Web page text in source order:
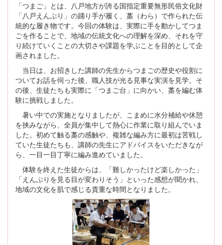
「つまご」とは、八戸地方が誇る国指定重要無形民俗文化財
「八戸えんぶり」の踊り手が履く、藁（わら）で作られた伝
統的な履き物です。今回の体験は、実際に手を動かしてつま
ごを作ることで、地域の伝統文化への理解を深め、それを守
り続けていくことの大切さや課題を学ぶことを目的として企
画されました。
当日は、お招きした講師の先生からつまごの歴史や役割に
ついてお話を伺った後、職人技が光る見事な実演を見学。そ
の後、生徒たちも実際に「つまご台」に向かい、藁を編む体
験に挑戦しました。
暑い中での実施となりましたが、こまめに水分補給や休憩
を挟みながら、全員が集中して熱心に作業に取り組んでいま
した。初めて触る藁の感触や、複雑な編み方に最初は苦戦し
ていた生徒たちも、講師の先生にアドバイスをいただきなが
ら、一目一目丁寧に編み進めていました。
体験を終えた生徒からは、「難しかったけど楽しかった」
「えんぶりを見る目が変わりそう」といった感想が聞かれ、
地域の文化を肌で感じる貴重な時間となりました。